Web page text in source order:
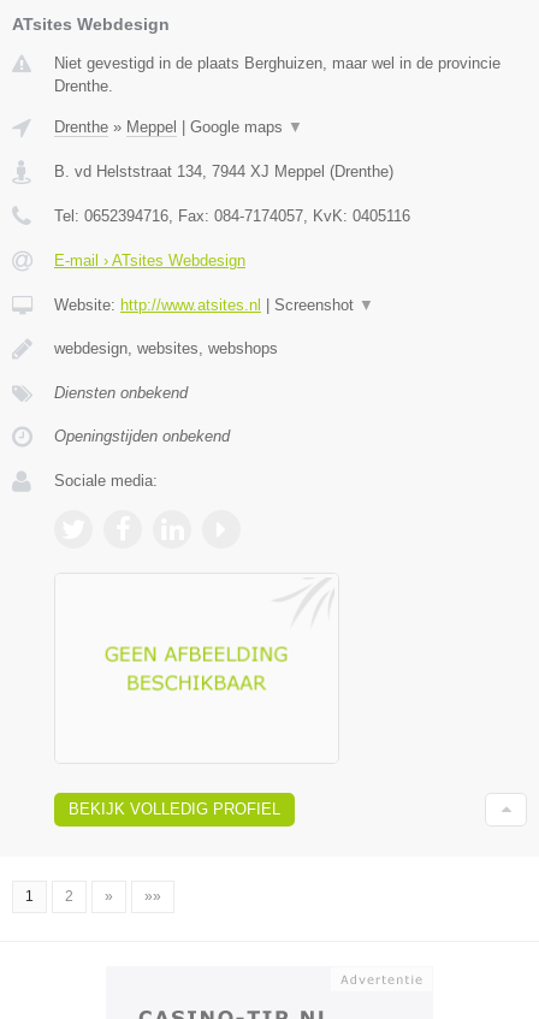
ATsites Webdesign
Niet gevestigd in de plaats Berghuizen, maar wel in de provincie
Drenthe.
Drenthe » Meppel Google maps ▼
B. vd Helststraat 134, 7944 XJ Meppel (Drenthe)
Tel: 0652394716, Fax: 084-7174057, KvK: 0405116
E-mail › ATsites Webdesign
Website: http://www.atsites.nl Screenshot ▼
webdesign, websites, webshops
Diensten onbekend
Openingstijden onbekend
Sociale media:
BEKIJK VOLLEDIG PROFIEL
1 2 » »»